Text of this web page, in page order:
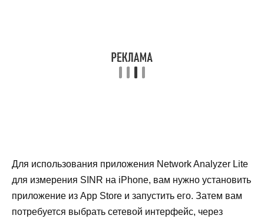
Для использования приложения Network Analyzer Lite
для измерения SINR на iPhone, вам нужно установить
приложение из App Store и запустить его. Затем вам
потребуется выбрать сетевой интерфейс, через